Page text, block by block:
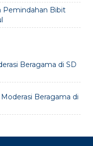
Pemindahan Bibit
Beragama di SD
Beragama di